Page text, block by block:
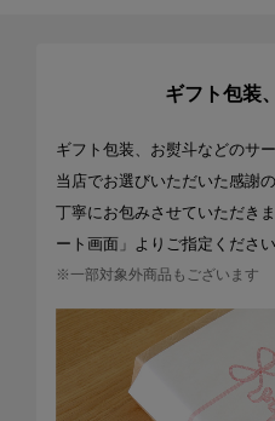
ギフト包装
ギフト包装、お熨斗などのサ
当店でお選びいただいた感謝
丁寧にお包みさせていただき
ート画面」よりご指定ください
※一部対象外商品もございます